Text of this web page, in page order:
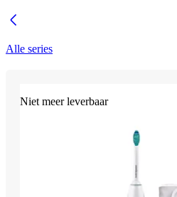
Alle series
Niet meer leverbaar